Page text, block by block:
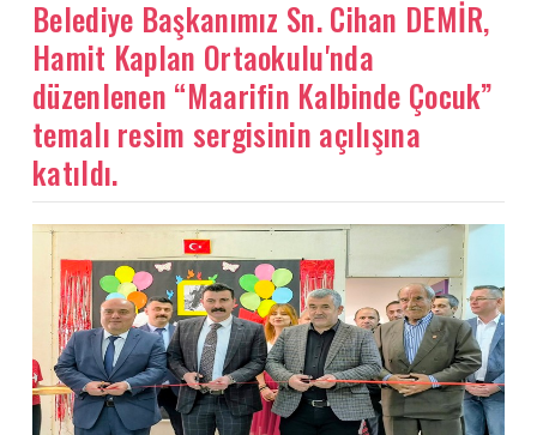
Belediye Başkanımız Sn. Cihan DEMİR,
Hamit Kaplan Ortaokulu'nda
düzenlenen “Maarifin Kalbinde Çocuk”
temalı resim sergisinin açılışına
katıldı.